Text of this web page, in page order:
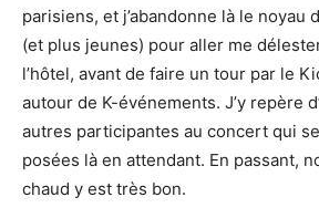
parisiens, et j’abandonne là le noyau
(et plus jeunes) pour aller me
l’hôtel, avant de faire un tour par le
autour de K-événements. J’y repère
autres participantes au concert qui
posées là en attendant. En passant,
chaud y est très bon.